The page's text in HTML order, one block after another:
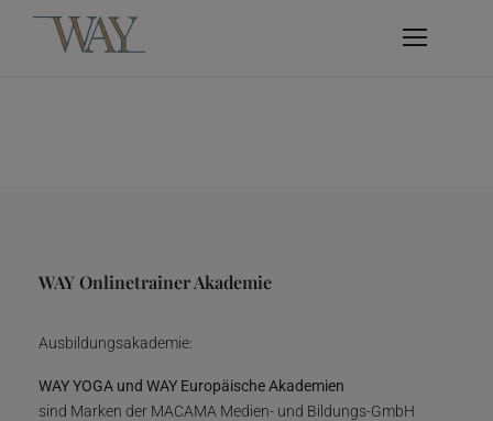
WAY Onlinetrainer Akademie
Ausbildungsakademie:
WAY YOGA und WAY Europäische Akademien
sind Marken der MACAMA Medien- und Bildungs-GmbH